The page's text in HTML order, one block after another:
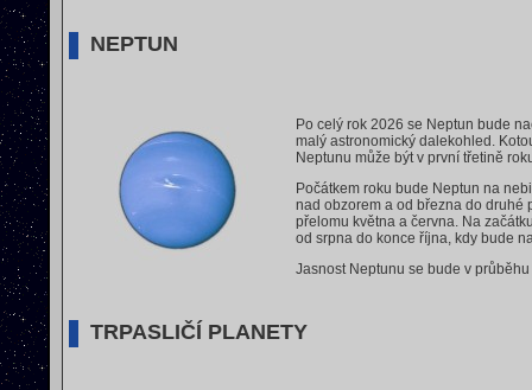
NEPTUN
Po celý rok 2026 se Neptun bude
malý astronomický dalekohled.
Neptunu může být v první třetině
Počátkem roku bude Neptun na
nad obzorem a od března do druhé
přelomu května a června. Na
od srpna do konce října, kdy bude
Jasnost Neptunu se bude v
TRPASLIČÍ PLANETY